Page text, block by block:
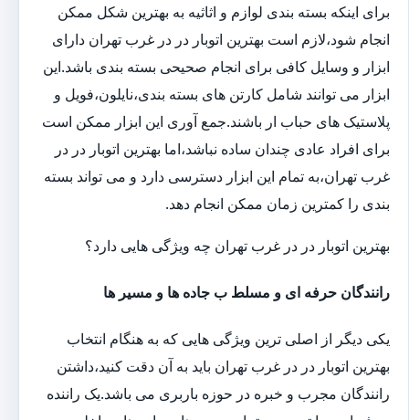
برای اینکه بسته بندی لوازم و اثاثیه به بهترین شکل ممکن
انجام شود،لازم است بهترین اتوبار در در غرب تهران دارای
ابزار و وسایل کافی برای انجام صحیحی بسته بندی باشد.این
ابزار می توانند شامل کارتن های بسته بندی،نایلون،فویل و
پلاستیک های حباب ار باشند.جمع آوری این ابزار ممکن است
برای افراد عادی چندان ساده نباشد،اما بهترین اتوبار در در
غرب تهران،به تمام این ابزار دسترسی دارد و می تواند بسته
بندی را کمترین زمان ممکن انجام دهد.
بهترین اتوبار در در غرب تهران چه ویژگی هایی دارد؟
رانندگان حرفه ای و مسلط ب جاده ها و مسیر ها
یکی دیگر از اصلی ترین ویژگی هایی که به هنگام انتخاب
بهترین اتوبار در در غرب تهران باید به آن دقت کنید،داشتن
رانندگان مجرب و خبره در حوزه باربری می باشد.یک راننده